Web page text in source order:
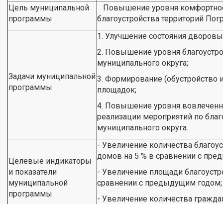
Цель муниципальной
программы
Повышение уровня
благоустройства территорий
Задачи муниципальной
программы
1. Улучшение состояния
2. Повышение уровня
муниципального округа;
3. Формирование (обустройство
площадок;
4. Повышение уровня
реализации мероприятий по
муниципального округа.
Целевые индикаторы
и показатели
муниципальной
программы
- Увеличение количества
домов на 5 % в сравнении с
- Увеличение площади
сравнении с предыдущим годом;
- Увеличение количества